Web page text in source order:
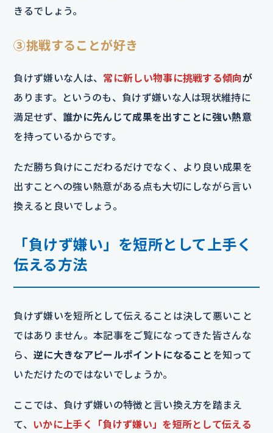
きるでしょう。
③挑戦することが好き
負けず嫌いな人は、 常に新しい物事に挑戦する傾向が
あります。というのも、負けず嫌いな人は現状維持に
満足せず、 誰かに先んじて成果を出すことに強い熱意
を持っているからです。
ただ勝ち負けにこだわるだけでなく、より良い成果を
出すことへの強い熱意がある点も大切にしながら言い
換えると良いでしょう。
「負けず嫌い」を短所として上手く
伝える方法
負けず嫌いを短所として伝えることは決して悪いこと
ではありません。本記事をご覧になってきた皆さんな
ら、逆に大きなアピールポイントになること を知って
いただけたのではないでしょうか。
ここでは、負けず嫌いの特徴と言い換え方を踏まえ
て、 いかに上手く「負けず嫌い」を短所として伝える